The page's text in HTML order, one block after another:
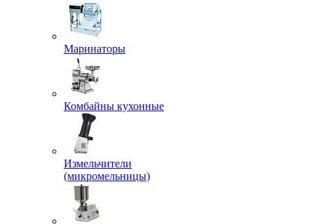
Маринаторы
Комбайны кухонные
Измельчители
(микромельницы)